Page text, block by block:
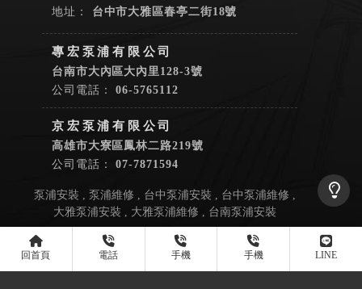
台中市大雅區春亭二街18號
台南市大內區大內里128-3號
06-5765112
高雄市大寮區鳳林二路219號
07-7871594
泵浦安裝 泵浦維修 台中泵浦安裝
台中泵浦維修
大雅泵浦安裝
大雅泵浦維修 台南泵浦安裝
Designed by 揚京快客Copyright © 2026 隱私權政策 網站使用條款
累積人氣: 50126